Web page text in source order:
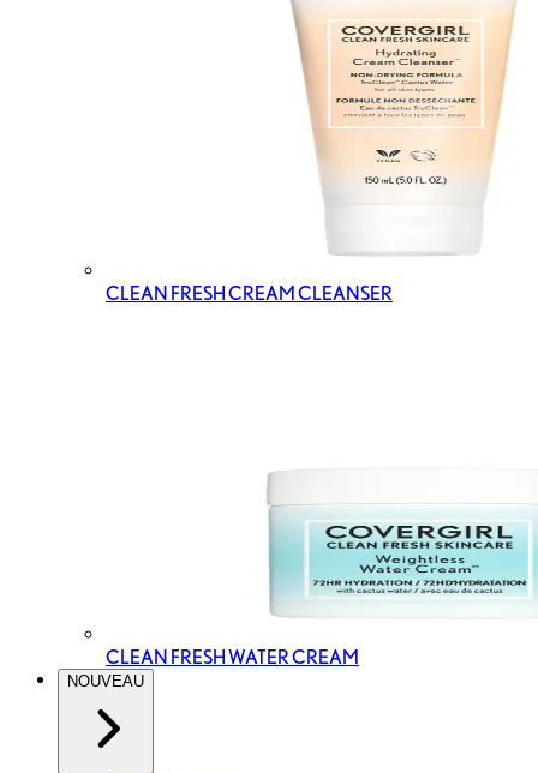
CLEAN FRESH CREAM CLEANSER
CLEAN FRESH WATER CREAM
NOUVEAU